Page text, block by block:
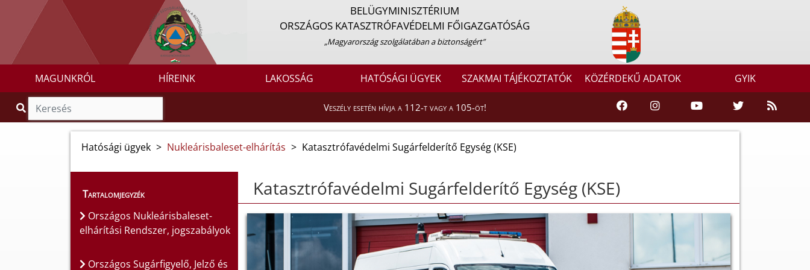
BELÜGYMINISZTÉRIUM
ORSZÁGOS KATASZTRÓFAVÉDELMI FŐIGAZGATÓSÁG
„Magyarország szolgálatában a biztonságért”
MAGUNKRÓL HÍREINK LAKOSSÁG HATÓSÁGI ÜGYEK SZAKMAI TÁJÉKOZTATÓK KÖZÉRDEKŰ ADATOK GYIK
Veszély esetén hívja a 112-t vagy a 105-öt!
Hatósági ügyek > Nukleárisbaleset-elhárítás > Katasztrófavédelmi Sugárfelderítő Egység (KSE)
Tartalomjegyzék
Országos Nukleárisbaleset-
elhárítási Rendszer, jogszabályok
Országos Sugárfigyelő, Jelző és
Katasztrófavédelmi Sugárfelderítő Egység (KSE)